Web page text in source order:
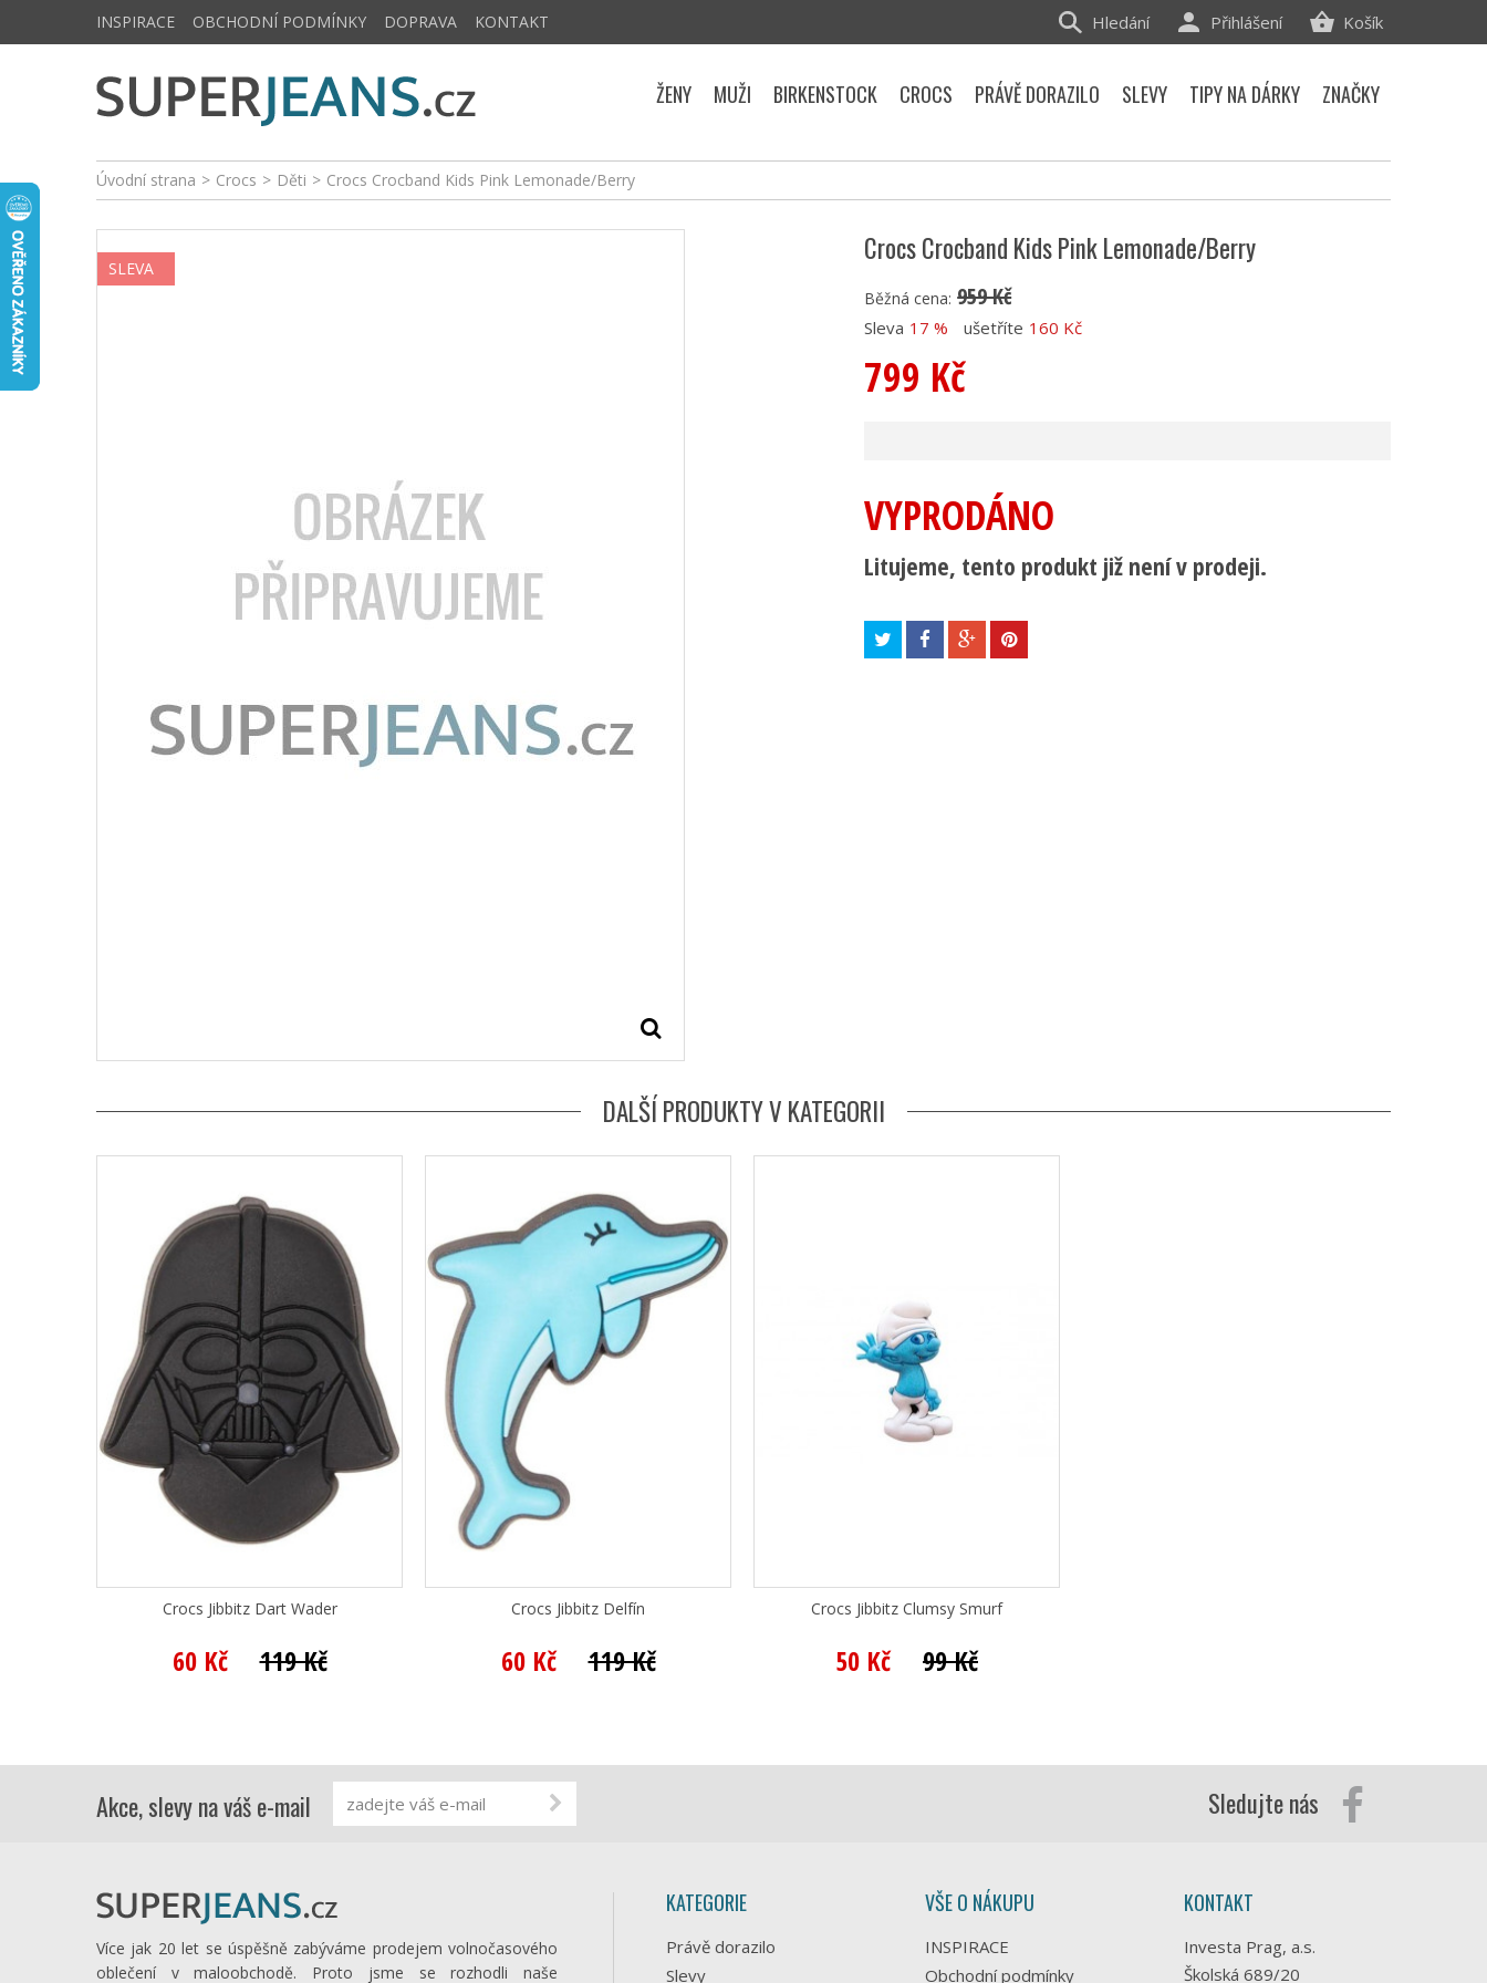
Úvodní strana > Crocs > Děti > Crocs Crocband Kids Pink Lemonade/Berry
SLEVA
Crocs Crocband Kids Pink Lemonade/Berry
Běžná cena: 959 Kč
Sleva 17 % ušetříte 160 Kč
799 Kč
VYPRODÁNO
Litujeme, tento produkt již není v prodeji.
DALŠÍ PRODUKTY V KATEGORII
Crocs Jibbitz Dart Wader
60 Kč 119 Kč
Crocs Jibbitz Delfín
60 Kč 119 Kč
Crocs Jibbitz Clumsy Smurf
50 Kč 99 Kč
INSPIRACE OBCHODNÍ PODMÍNKY DOPRAVA KONTAKT Košík
Přihlášení
Hledání
ŽENY MUŽI BIRKENSTOCK CROCS PRÁVĚ DORAZILO SLEVY TIPY NA DÁRKY ZNAČKY
Akce, slevy na váš e-mail Sledujte nás
Více jak 20 let se úspěšně zabýváme prodejem volnočasového
oblečení v maloobchodě. Proto jsme se rozhodli naše
KATEGORIE
Právě dorazilo
Slevy
VŠE O NÁKUPU
INSPIRACE
Obchodní podmínky
KONTAKT
Investa Prag, a.s.
Školská 689/20